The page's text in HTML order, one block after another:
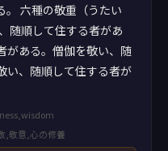
。 六種の敬重（うたい
随順して住する者があ
がある。僧伽を敬い、随
い、随順して住する者が
,敬意,心の修養